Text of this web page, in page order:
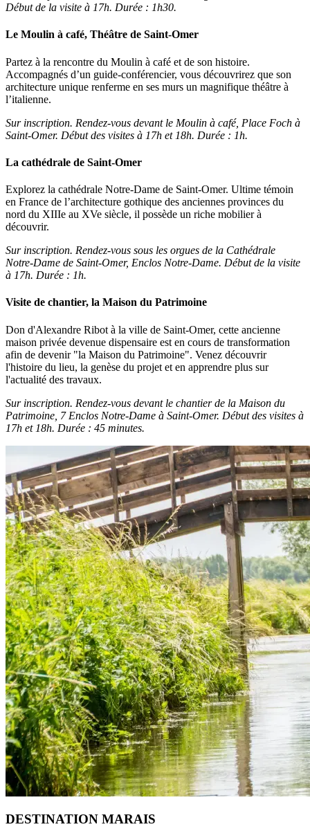
Début de la visite à 17h. Durée : 1h30.
Le Moulin à café, Théâtre de Saint-Omer
Partez à la rencontre du Moulin à café et de son histoire.
Accompagnés d’un guide-conférencier, vous découvrirez que son
architecture unique renferme en ses murs un magnifique théâtre à
l’italienne.
Sur inscription. Rendez-vous devant le Moulin à café, Place Foch à
Saint-Omer. Début des visites à 17h et 18h. Durée : 1h.
La cathédrale de Saint-Omer
Explorez la cathédrale Notre-Dame de Saint-Omer. Ultime témoin
en France de l’architecture gothique des anciennes provinces du
nord du XIIIe au XVe siècle, il possède un riche mobilier à
découvrir.
Sur inscription. Rendez-vous sous les orgues de la Cathédrale
Notre-Dame de Saint-Omer, Enclos Notre-Dame. Début de la visite
à 17h. Durée : 1h.
Visite de chantier, la Maison du Patrimoine
Don d'Alexandre Ribot à la ville de Saint-Omer, cette ancienne
maison privée devenue dispensaire est en cours de transformation
afin de devenir "la Maison du Patrimoine". Venez découvrir
l'histoire du lieu, la genèse du projet et en apprendre plus sur
l'actualité des travaux.
Sur inscription. Rendez-vous devant le chantier de la Maison du
Patrimoine, 7 Enclos Notre-Dame à Saint-Omer. Début des visites à
17h et 18h. Durée : 45 minutes.
DESTINATION MARAIS